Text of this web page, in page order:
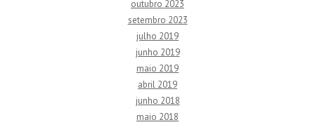
outubro 2023
setembro 2023
julho 2019
junho 2019
maio 2019
abril 2019
junho 2018
maio 2018